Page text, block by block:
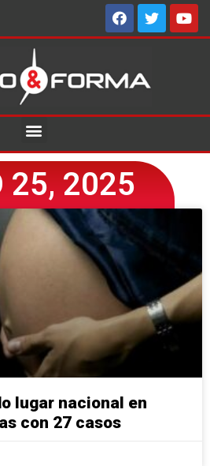
25, 2025
lugar nacional en
con 27 casos